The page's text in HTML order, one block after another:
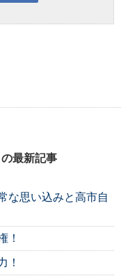
最新記事
な思い込みと高市自
！
！